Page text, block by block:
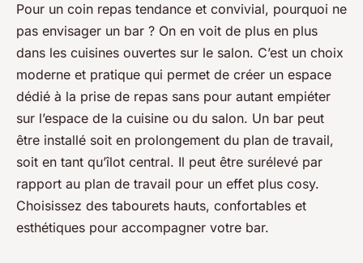
Pour un coin repas tendance et convivial, pourquoi ne
pas envisager un bar ? On en voit de plus en plus
dans les cuisines ouvertes sur le salon. C’est un choix
moderne et pratique qui permet de créer un espace
dédié à la prise de repas sans pour autant empiéter
sur l’espace de la cuisine ou du salon. Un bar peut
être installé soit en prolongement du plan de travail,
soit en tant qu’îlot central. Il peut être surélevé par
rapport au plan de travail pour un effet plus cosy.
Choisissez des tabourets hauts, confortables et
esthétiques pour accompagner votre bar.